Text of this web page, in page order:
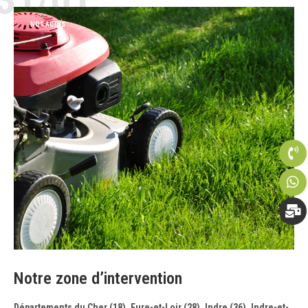
NOS ACTUS
Notre zone d’intervention